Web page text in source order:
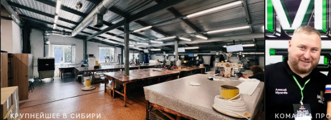
КРУПНЕЙШЕЕ В СИБИРИ КОМАНДА